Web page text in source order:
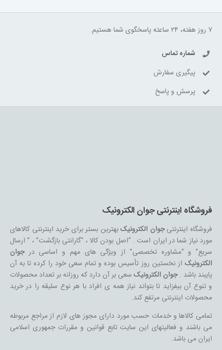
۷ روز هفته، ۲۴ ساعته پاسخگوی شما هستیم.
شماره تماس
پیگیری سفارش
پرسش و پاسخ
فروشگاه اینترنتی جوان الکترونیک
فروشگاه اینترنتیجوان الکترونیکبهترین بستر برای خرید اینترنتی کالاهای
مورد نیاز شما در ایران است . “اصل بودن کالا ، “گارانتی بازگشت” ، ” ارسال
سریع” و “مشاوره تخصصی” از ویژگی های مهم و اساسی درجوان
الکترونیکاز نخستین روز تأسیس بوده و تمام سعی خود را کرده تا به آن
پایبند باشد .جوان الکترونیکسعی بر آن دارد که روزانه بر تعداد محصولات
و تنوع آن بیفزاید تا بتواند نیاز همه ی افراد با هر نوع سلیقه را در خرید
محصولات اینترنتی مرتفع کند.
تمامی کالاها و خدمات حسب مورد دارای مجوز های لازم از مراجع مربوطه
می باشند و فعالیتهای این سایت تابع قوانین و مقررات جمهوری اسلامی
ایران می باشد.